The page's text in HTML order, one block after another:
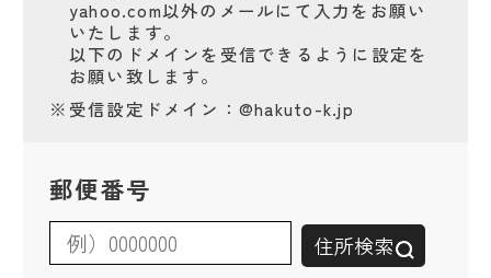
yahoo.com以外のメールにて入力をお願い
いたします。
以下のドメインを受信できるように設定を
お願い致します。
※ 受信設定ドメイン：@hakuto-k.jp
郵便番号
住所検索